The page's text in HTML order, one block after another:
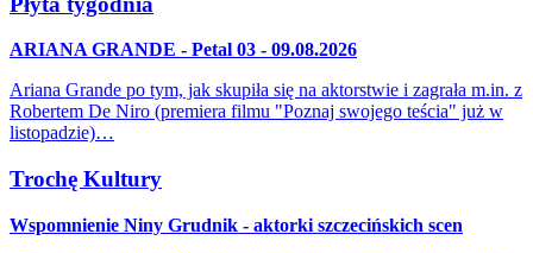
ARIANA GRANDE - Petal 03 - 09.08.2026
Ariana Grande po tym, jak skupiła się na aktorstwie i zagrała m.in. z
Robertem De Niro (premiera filmu "Poznaj swojego teścia" już w
listopadzie)…
Trochę Kultury
Wspomnienie Niny Grudnik - aktorki szczecińskich scen